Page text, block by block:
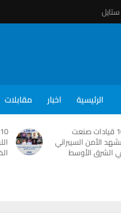
الرئيسية اخبار مقابلات
10 قيادات صنعت
الأمن السيبراني
الشرق الأوسط